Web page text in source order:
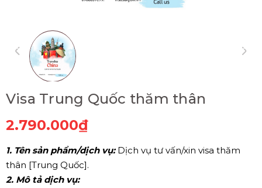
Visa Trung Quốc thăm thân
2.790.000₫
1. Tên sản phẩm/dịch vụ:Dịch vụ tư vấn/xin visa thăm
thân [Trung Quốc].
2. Mô tả dịch vụ: